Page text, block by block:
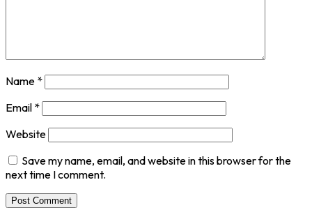
Name *
Email *
Website
Save my name, email, and website in this browser for the
next time I comment.